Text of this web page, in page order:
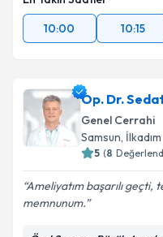
10:00
10:15
Op. Dr.
Genel Cerrahi
Samsun, İlkadım
5 (8
Ameliyatım başarılı
memnunum.